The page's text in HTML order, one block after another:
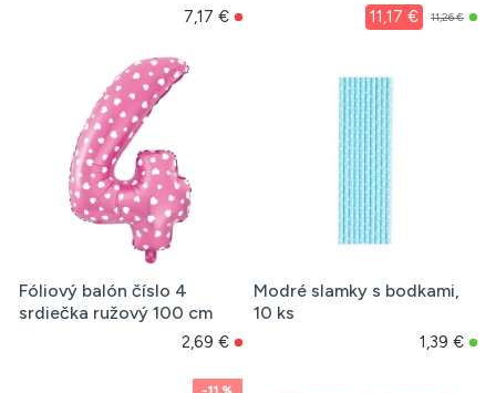
7,17 € 11,17 € 11,26 €
Fóliový balón číslo 4
srdiečka ružový 100 cm
2,69 €
Modré slamky s bodkami,
10 ks
1,39 €